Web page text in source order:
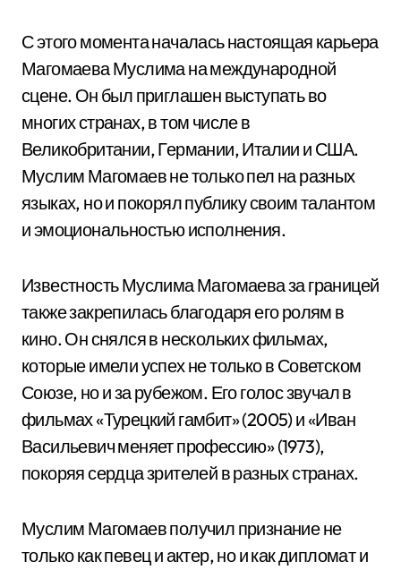
С этого момента началась настоящая карьера
Магомаева Муслима на международной
сцене. Он был приглашен выступать во
многих странах, в том числе в
Великобритании, Германии, Италии и США.
Муслим Магомаев не только пел на разных
языках, но и покорял публику своим талантом
и эмоциональностью исполнения.
Известность Муслима Магомаева за границей
также закрепилась благодаря его ролям в
кино. Он снялся в нескольких фильмах,
которые имели успех не только в Советском
Союзе, но и за рубежом. Его голос звучал в
фильмах «Турецкий гамбит» (2005) и «Иван
Васильевич меняет профессию» (1973),
покоряя сердца зрителей в разных странах.
Муслим Магомаев получил признание не
только как певец и актер, но и как дипломат и